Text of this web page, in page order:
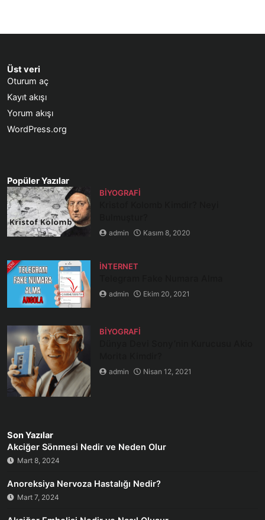
Üst veri
Oturum aç
Kayıt akışı
Yorum akışı
WordPress.org
Popüler Yazılar
BIYOGRAFI
admin Kasım 8, 2020
İNTERNET
admin Ekim 20, 2021
BIYOGRAFI
admin Nisan 12, 2021
Son Yazılar
Akciğer Sönmesi Nedir ve Neden Olur
Mart 8, 2024
Anoreksiya Nervoza Hastalığı Nedir?
Mart 7, 2024